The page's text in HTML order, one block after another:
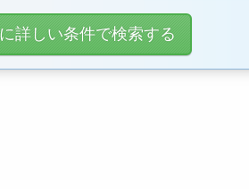
詳しい条件で検索する